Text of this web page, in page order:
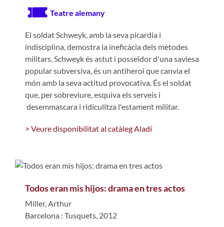
Teatre alemany
El soldat Schweyk, amb la seva picardia i
indisciplina, demostra la ineficàcia dels mètodes
militars. Schweyk és astut i posseïdor d'una saviesa
popular subversiva, és un antiheroi que canvia el
món amb la seva actitud provocativa. És el soldat
que, per sobreviure, esquiva els serveis i
desemmascara i ridiculitza l'estament militar.
> Veure disponibilitat al catàleg Aladí
Todos eran mis hijos: drama en tres actos
Miller, Arthur
Barcelona : Tusquets, 2012